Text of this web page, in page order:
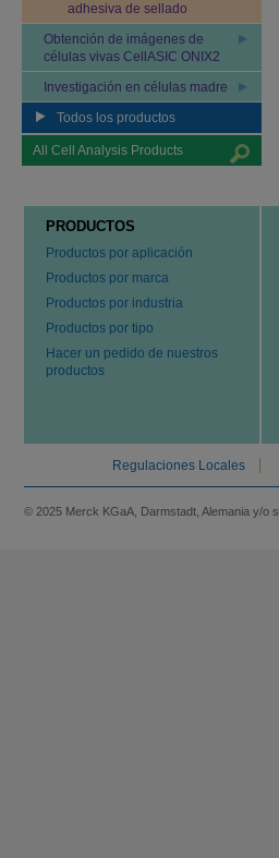
adhesiva de sellado
Obtención de imágenes de
células vivas CellASIC ONIX2
Investigación en células madre
Todos los productos
All Cell Analysis Products
PRODUCTOS
Productos por aplicación
Productos por marca
Productos por industria
Productos por tipo
Hacer un pedido de nuestros
productos
Regulaciones Locales
© 2025 Merck KGaA, Darmstadt, Alemania y/o